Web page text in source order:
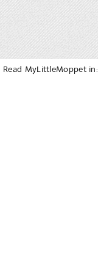
Read MyLittleMoppet in: